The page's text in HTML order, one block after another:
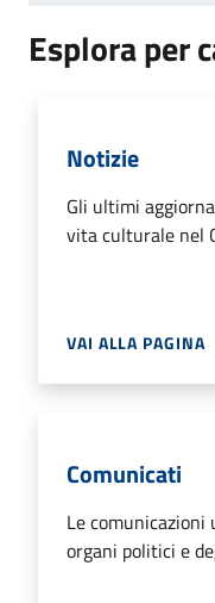
Esplora per
Notizie
Gli ultimi
vita culturale nel
VAI ALLA PAGINA
Comunicati
Le comunicazioni
organi politici e